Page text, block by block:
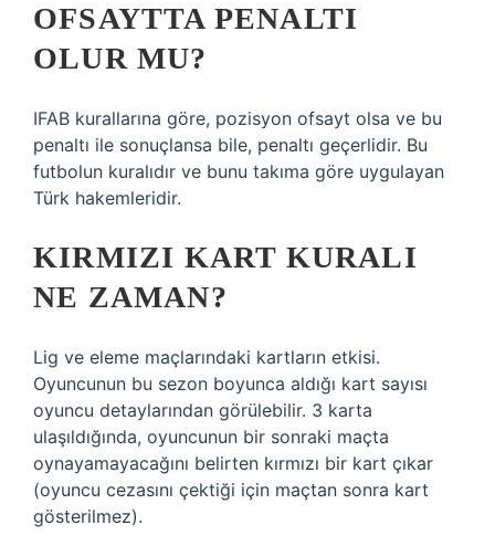
OFSAYTTA PENALTI
OLUR MU?
IFAB kurallarına göre, pozisyon ofsayt olsa ve bu
penaltı ile sonuçlansa bile, penaltı geçerlidir. Bu
futbolun kuralıdır ve bunu takıma göre uygulayan
Türk hakemleridir.
KIRMIZI KART KURALI
NE ZAMAN?
Lig ve eleme maçlarındaki kartların etkisi.
Oyuncunun bu sezon boyunca aldığı kart sayısı
oyuncu detaylarından görülebilir. 3 karta
ulaşıldığında, oyuncunun bir sonraki maçta
oynayamayacağını belirten kırmızı bir kart çıkar
(oyuncu cezasını çektiği için maçtan sonra kart
gösterilmez).